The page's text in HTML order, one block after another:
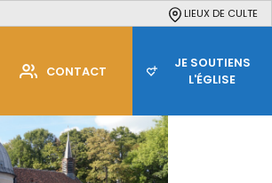
LIEUX DE CULTE
CONTACT
JE SOUTIENS
L'ÉGLISE